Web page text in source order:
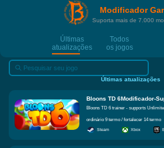
Modificador
Suporta mais de 7.000
Últimas
atualizações
Todos
os jogos
Últimas atualizações
ordinário 9 termo / fortalecer 14 termo
Steam Xbox